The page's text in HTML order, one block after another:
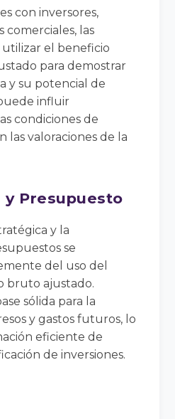
con inversores,
comerciales, las
el beneficio
para demostrar
y su potencial de
influir
condiciones de
las valoraciones de la
Presupuesto
y la
se
del uso del
bruto ajustado.
sólida para la
y gastos futuros, lo
eficiente de
de inversiones.